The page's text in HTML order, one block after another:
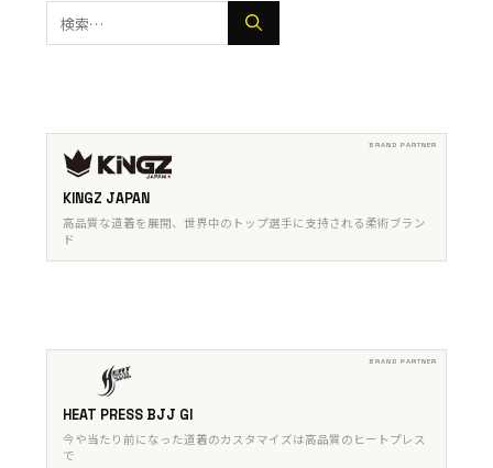
検
索:
KINGZ JAPAN
高品質な道着を展開、世界中のトップ選手に支持される柔術ブラン
ド
HEAT PRESS BJJ GI
今や当たり前になった道着のカスタマイズは高品質のヒートプレス
で